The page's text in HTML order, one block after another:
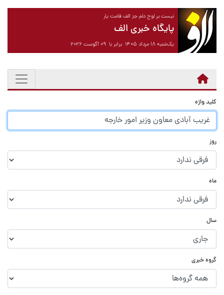
نیست بر لوح دلم جز الف قامت یار
پایگاه خبری الف
یک‌شنبه ۱۸ مرداد ۱۴۰۵ برابر با ۰۹ آگوست ۲۰۲۶
کلید واژه
روز
ماه
سال
گروه خبری